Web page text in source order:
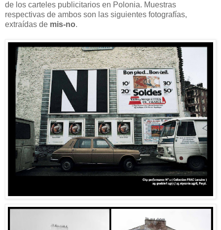
de los carteles publicitarios en Polonia. Muestras
respectivas de ambos son las siguientes fotografías,
extraídas de mis-no.